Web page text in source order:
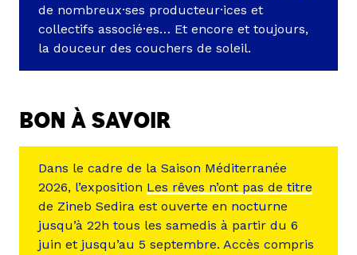
de nombreux·ses producteur·ices et
collectifs associé·es… Et encore et toujours,
la douceur des couchers de soleil.
BON À SAVOIR
Dans le cadre de la Saison Méditerranée
2026, l’exposition Les rêves n’ont pas de titre
de Zineb Sedira est ouverte en nocturne
jusqu’à 22h tous les samedis à partir du 6
juin et jusqu’au 5 septembre. Accès compris